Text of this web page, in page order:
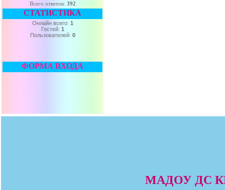
Всего ответов: 392
СТАТИСТИКА
Онлайн всего: 1
Гостей: 1
Пользователей: 0
ФОРМА ВХОДА
МАДОУ ДС